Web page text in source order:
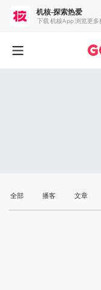
全部 播客 文章
机核-探索热爱
下载 机核App 浏览更多